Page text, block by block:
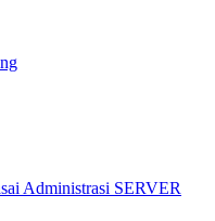
Administrasi SERVER